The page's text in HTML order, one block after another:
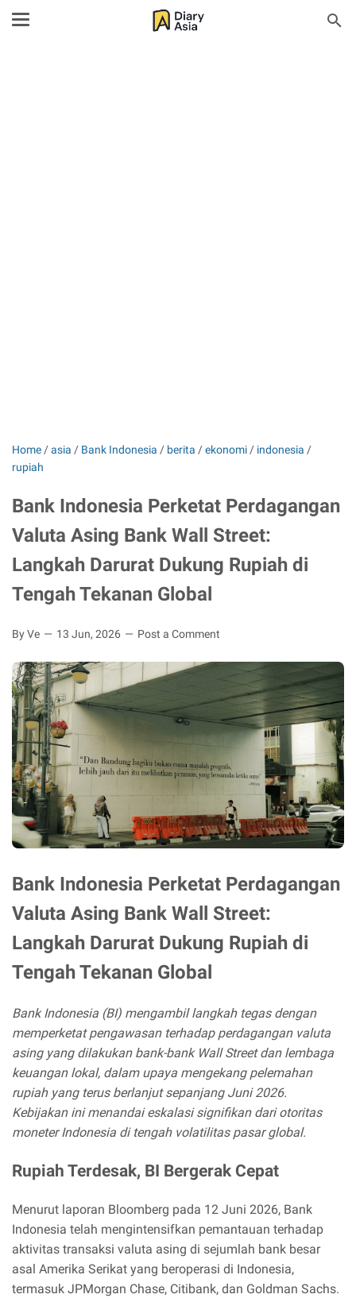
Home /asia / Bank Indonesia / berita /ekonomi / indonesia /
rupiah
Bank Indonesia Perketat Perdagangan
Valuta Asing Bank Wall Street:
Langkah Darurat Dukung Rupiah di
Tengah Tekanan Global
By Ve 13 Jun, 2026 Post a Comment
Bank Indonesia Perketat Perdagangan
Valuta Asing Bank Wall Street:
Langkah Darurat Dukung Rupiah di
Tengah Tekanan Global
Bank Indonesia (BI) mengambil langkah tegas dengan
memperketat pengawasan terhadap perdagangan valuta
asing yang dilakukan bank-bank Wall Street dan lembaga
keuangan lokal, dalam upaya mengekang pelemahan
rupiah yang terus berlanjut sepanjang Juni 2026.
Kebijakan ini menandai eskalasi signifikan dari otoritas
moneter Indonesia di tengah volatilitas pasar global.
Rupiah Terdesak, BI Bergerak Cepat
Menurut laporan Bloomberg pada 12 Juni 2026, Bank
Indonesia telah mengintensifkan pemantauan terhadap
aktivitas transaksi valuta asing di sejumlah bank besar
asal Amerika Serikat yang beroperasi di Indonesia,
termasuk JPMorgan Chase, Citibank, dan Goldman Sachs.